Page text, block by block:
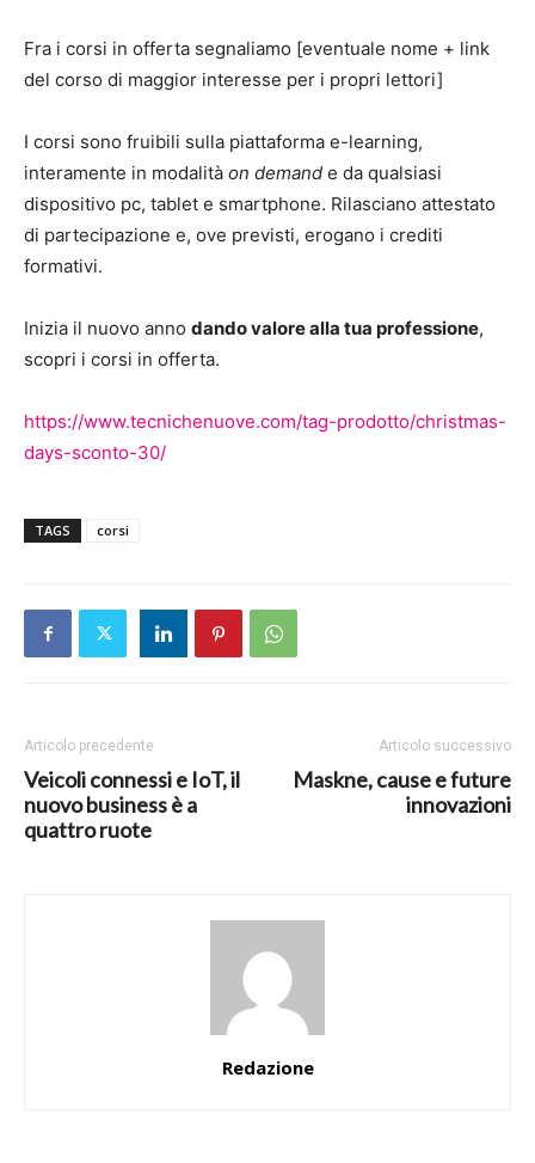
Fra i corsi in offerta segnaliamo [eventuale nome + link
del corso di maggior interesse per i propri lettori]
I corsi sono fruibili sulla piattaforma e-learning,
interamente in modalità on demand e da qualsiasi
dispositivo pc, tablet e smartphone. Rilasciano attestato
di partecipazione e, ove previsti, erogano i crediti
formativi.
Inizia il nuovo anno dando valore alla tua professione,
scopri i corsi in offerta.
https://www.tecnichenuove.com/tag-prodotto/christmas-
days-sconto-30/
TAGS corsi
Articolo precedente
Veicoli connessi e IoT, il
nuovo business è a
quattro ruote
Articolo successivo
Maskne, cause e future
innovazioni
Redazione